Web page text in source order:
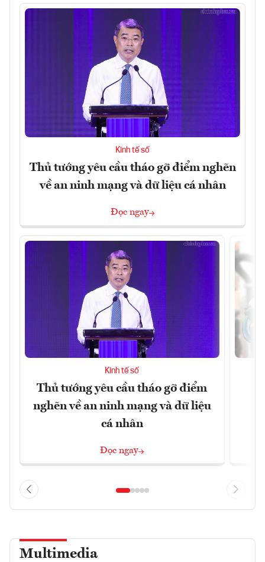
Kinh tế số
Thủ tướng yêu cầu tháo gỡ điểm nghẽn
về an ninh mạng và dữ liệu cá nhân
Đọc ngay
Kinh tế số
Thủ tướng yêu cầu tháo gỡ điểm
nghẽn về an ninh mạng và dữ liệu
cá nhân
Đọc ngay
Multimedia